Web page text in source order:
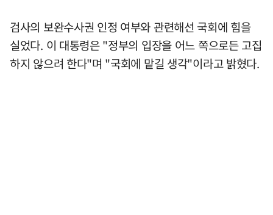
검사의 보완수사권 인정 여부와 관련해선 국회에 힘을
실었다. 이 대통령은 "정부의 입장을 어느 쪽으로든 고집
하지 않으려 한다"며 "국회에 맡길 생각"이라고 밝혔다.